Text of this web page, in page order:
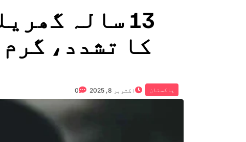
13 سالہ
کا تشدد، گرم
پاکستان اکتوبر 8, 2025 0